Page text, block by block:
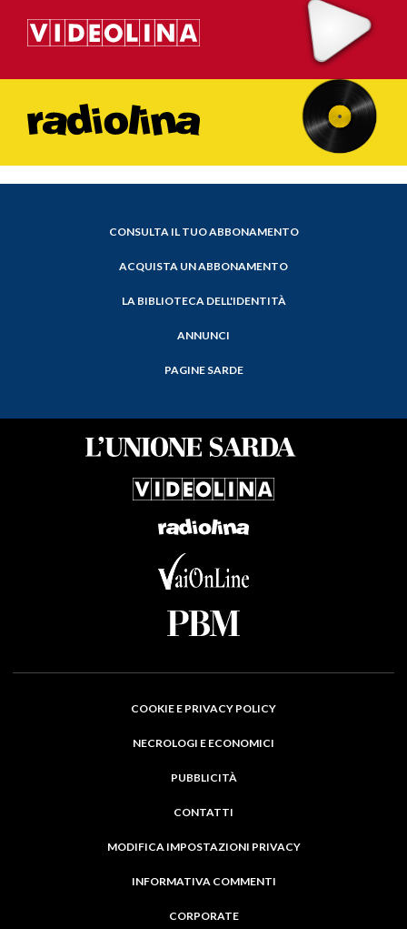
CONSULTA IL TUO ABBONAMENTO
ACQUISTA UN ABBONAMENTO
LA BIBLIOTECA DELL'IDENTITÀ
ANNUNCI
PAGINE SARDE
COOKIE E PRIVACY POLICY
NECROLOGI E ECONOMICI
PUBBLICITÀ
CONTATTI
MODIFICA IMPOSTAZIONI PRIVACY
INFORMATIVA COMMENTI
CORPORATE